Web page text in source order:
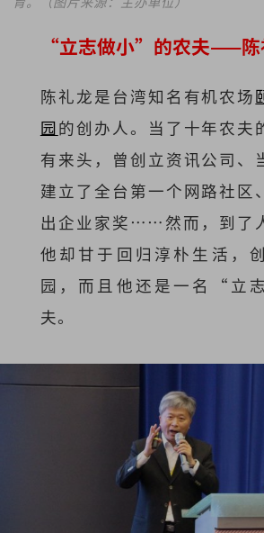
“立志做小”的农夫——陈
陈礼龙是台湾知名有机农场
园的创办人。当了十年农夫
有来头，曾创立资讯公司、
建立了全台第一个网路社区
出企业家奖……然而，到了
他却甘于回归淳朴生活，
园，而且他还是一名“立
夫。